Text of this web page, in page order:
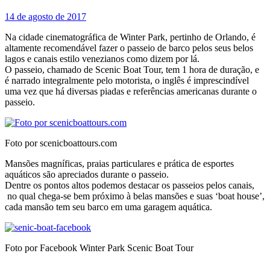
14 de agosto de 2017
Na cidade cinematográfica de Winter Park, pertinho de Orlando, é
altamente recomendável fazer o passeio de barco pelos seus belos
lagos e canais estilo venezianos como dizem por lá.
O passeio, chamado de Scenic Boat Tour, tem 1 hora de duração, e
é narrado integralmente pelo motorista, o inglês é imprescindível
uma vez que há diversas piadas e referências americanas durante o
passeio.
Foto por scenicboattours.com
Mansões magníficas, praias particulares e prática de esportes
aquáticos são apreciados durante o passeio.
Dentre os pontos altos podemos destacar os passeios pelos canais,
no qual chega-se bem próximo à belas mansões e suas ‘boat house’,
cada mansão tem seu barco em uma garagem aquática.
Foto por Facebook Winter Park Scenic Boat Tour